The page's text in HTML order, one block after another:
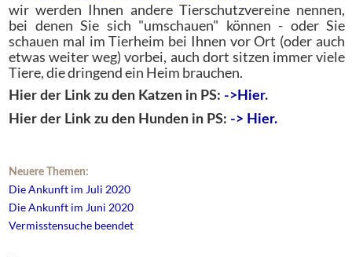
wir werden Ihnen andere Tierschutzvereine nennen,
bei denen Sie sich "umschauen" können - oder Sie
schauen mal im Tierheim bei Ihnen vor Ort (oder auch
etwas weiter weg) vorbei, auch dort sitzen immer viele
Tiere, die dringend ein Heim brauchen.
Hier der Link zu den Katzen in PS: ->Hier.
Hier der Link zu den Hunden in PS: -> Hier.
Neuere Themen:
Die Ankunft im Juli 2020
Die Ankunft im Juni 2020
Vermisstensuche beendet